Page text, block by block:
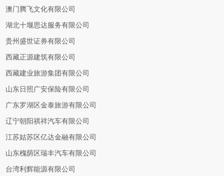
澳门腾飞文化有限公司
湖北十堰思达服务有限公司
贵州盛世证券有限公司
西藏正源建筑有限公司
西藏建业旅游集团有限公司
山东日照广安保险有限公司
广东罗湖区金泰旅游有限公司
辽宁朝阳祺祥汽车有限公司
江苏姑苏区亿达金融有限公司
山东槐荫区瑞丰汽车有限公司
台湾利辉能源有限公司